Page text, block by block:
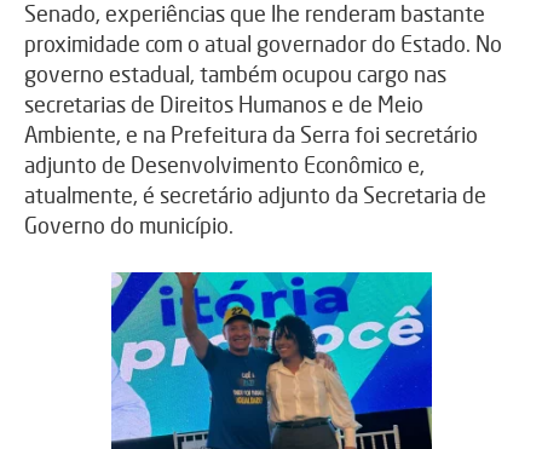
Senado, experiências que lhe renderam bastante
proximidade com o atual governador do Estado. No
governo estadual, também ocupou cargo nas
secretarias de Direitos Humanos e de Meio
Ambiente, e na Prefeitura da Serra foi secretário
adjunto de Desenvolvimento Econômico e,
atualmente, é secretário adjunto da Secretaria de
Governo do município.